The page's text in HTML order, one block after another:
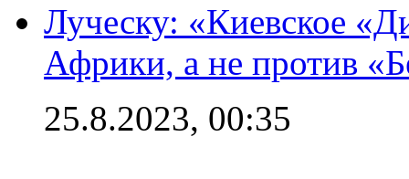
Луческу: «Киевское
Африки, а не против
25.8.2023, 00:35